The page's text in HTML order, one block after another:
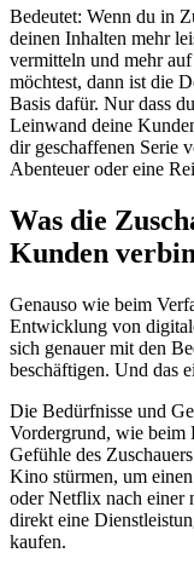
Bedeutet: Wenn du in
deinen Inhalten mehr
vermitteln und mehr
möchtest, dann ist die
Basis dafür. Nur dass
Leinwand deine
dir geschaffenen Serie
Abenteuer oder eine
Was die
Kunden
Genauso wie beim
Entwicklung von
sich genauer mit den
beschäftigen. Und das
Die Bedürfnisse und
Vordergrund, wie beim
Gefühle des
Kino stürmen, um
oder Netflix nach einer
direkt eine
kaufen.